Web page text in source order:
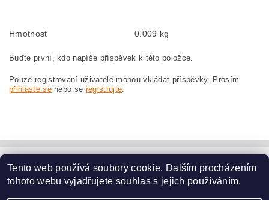
Hmotnost 0.009 kg
Buďte první, kdo napíše příspěvek k této položce.
Pouze registrovaní uživatelé mohou vkládat příspěvky. Prosím
přihlaste senebo se registrujte.
www.dodilny.cz
Tento web používá soubory cookie. Dalším procházením
tohoto webu vyjadřujete souhlas s jejich používáním.